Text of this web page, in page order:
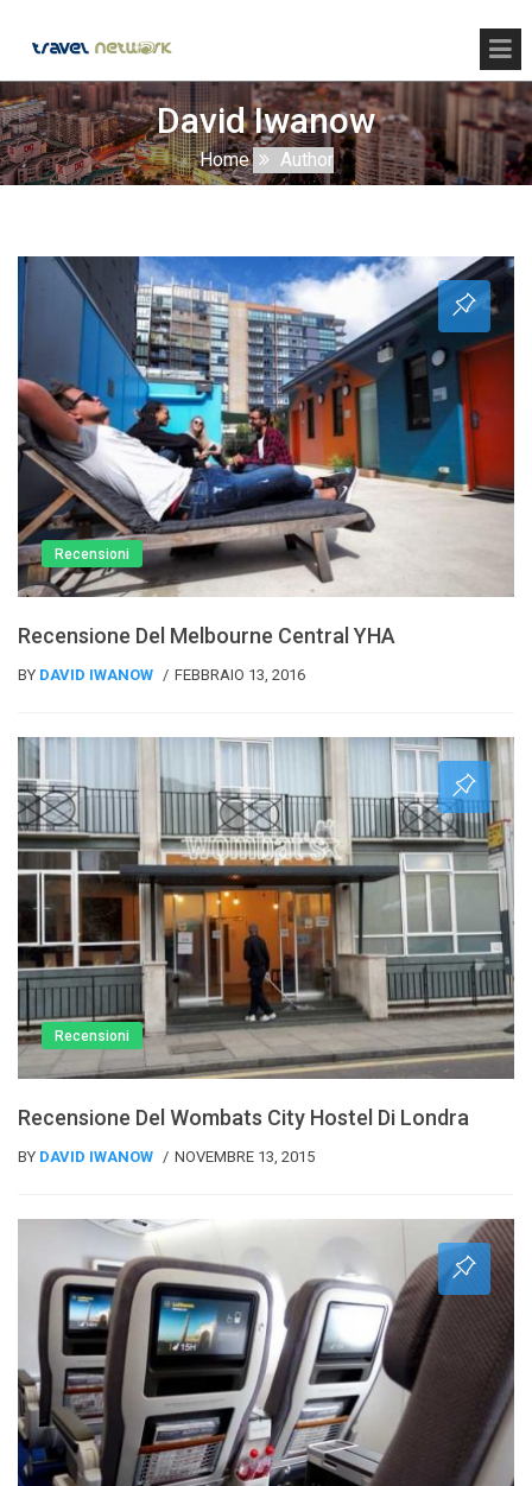
David Iwanow
Home Author
Recensioni
Recensione Del Melbourne Central YHA
BY DAVID IWANOW FEBBRAIO 13, 2016
Recensioni
Recensione Del Wombats City Hostel Di Londra
BY DAVID IWANOW NOVEMBRE 13, 2015